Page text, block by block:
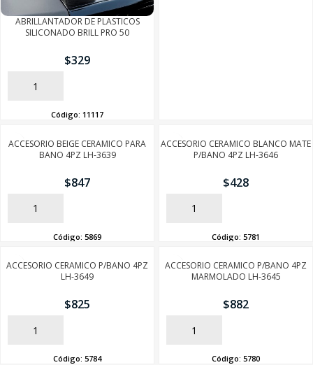
ABRILLANTADOR DE PLASTICOS
SILICONADO BRILL PRO 50
$329
AÑADIR
Código: 11117
ACCESORIO BEIGE CERAMICO PARA
BANO 4PZ LH-3639
$847
AÑADIR
Código: 5869
ACCESORIO CERAMICO BLANCO MATE
P/BANO 4PZ LH-3646
$428
AÑADIR
Código: 5781
ACCESORIO CERAMICO P/BANO 4PZ
LH-3649
$825
AÑADIR
Código: 5784
ACCESORIO CERAMICO P/BANO 4PZ
MARMOLADO LH-3645
$882
AÑADIR
Código: 5780